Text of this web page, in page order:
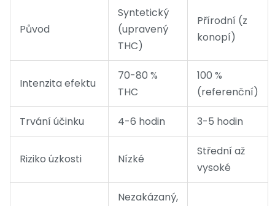
Původ
Syntetický
(upravený
THC)
Přírodní (z
konopí)
Intenzita efektu
70-80 %
THC
100 %
(referenční)
Trvání účinku 4-6 hodin 3-5 hodin
Riziko úzkosti Nízké
Střední až
vysoké
Nezakázaný,